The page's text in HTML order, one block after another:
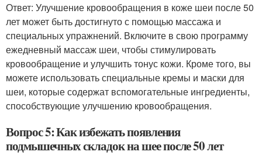
Ответ: Улучшение кровообращения в коже шеи после 50
лет может быть достигнуто с помощью массажа и
специальных упражнений. Включите в свою программу
ежедневный массаж шеи, чтобы стимулировать
кровообращение и улучшить тонус кожи. Кроме того, вы
можете использовать специальные кремы и маски для
шеи, которые содержат вспомогательные ингредиенты,
способствующие улучшению кровообращения.
Вопрос 5: Как избежать появления
подмышечных складок на шее после 50 лет